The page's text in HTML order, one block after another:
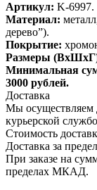
Артикул: K-6997.
Материал:
дерево”).
Покрытие:
Размеры
Минимальная
3000 рублей.
Доставка
Мы осуществляем
курьерской
Стоимость
Доставка за
При заказе на
пределах МКАД.